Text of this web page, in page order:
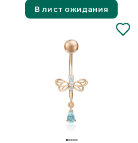
В лист ожидания